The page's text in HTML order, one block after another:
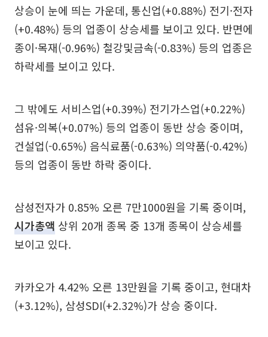
상승이 눈에 띄는 가운데, 통신업(+0.88%) 전기·전자
(+0.48%) 등의 업종이 상승세를 보이고 있다. 반면에
종이·목재(-0.96%) 철강및금속(-0.83%) 등의 업종은
하락세를 보이고 있다.
그 밖에도 서비스업(+0.39%) 전기가스업(+0.22%)
섬유·의복(+0.07%) 등의 업종이 동반 상승 중이며,
건설업(-0.65%) 음식료품(-0.63%) 의약품(-0.42%)
등의 업종이 동반 하락 중이다.
삼성전자가 0.85% 오른 7만1000원을 기록 중이며,
시가총액 상위 20개 종목 중 13개 종목이 상승세를
보이고 있다.
카카오가 4.42% 오른 13만원을 기록 중이고, 현대차
(+3.12%), 삼성SDI(+2.32%)가 상승 중이다.